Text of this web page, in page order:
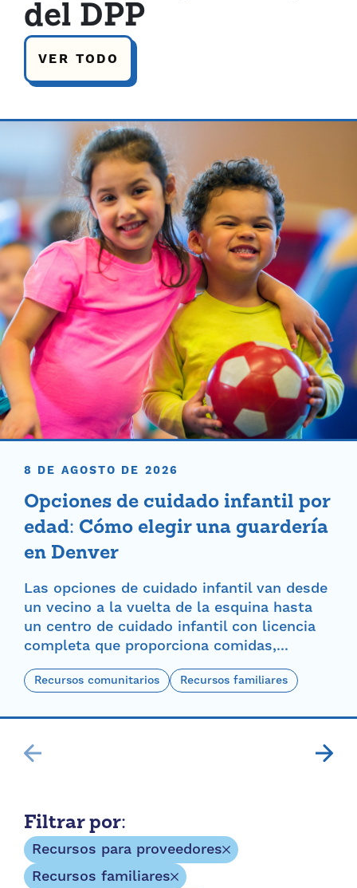
del DPP
VER TODO
8 DE AGOSTO DE 2026
Opciones de cuidado infantil por
edad: Cómo elegir una guardería
en Denver
Las opciones de cuidado infantil van desde
un vecino a la vuelta de la esquina hasta
un centro de cuidado infantil con licencia
completa que proporciona comidas,...
Recursos comunitarios Recursos familiares
Filtrar por:
Recursos para proveedores
Recursos familiares